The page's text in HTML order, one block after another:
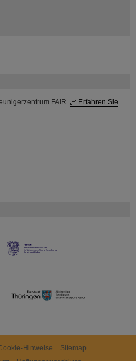
FAIR.
Erfahren Sie
Hinweise
Sitemap